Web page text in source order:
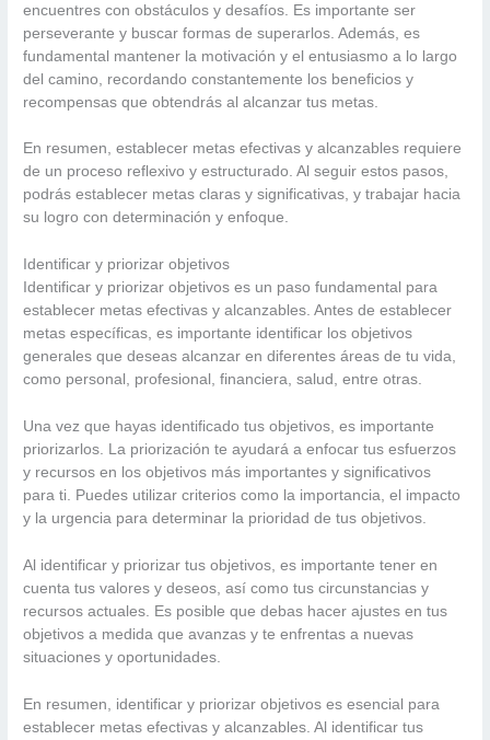
encuentres con obstáculos y desafíos. Es importante ser
perseverante y buscar formas de superarlos. Además, es
fundamental mantener la motivación y el entusiasmo a lo largo
del camino, recordando constantemente los beneficios y
recompensas que obtendrás al alcanzar tus metas.
En resumen, establecer metas efectivas y alcanzables requiere
de un proceso reflexivo y estructurado. Al seguir estos pasos,
podrás establecer metas claras y significativas, y trabajar hacia
su logro con determinación y enfoque.
Identificar y priorizar objetivos
Identificar y priorizar objetivos es un paso fundamental para
establecer metas efectivas y alcanzables. Antes de establecer
metas específicas, es importante identificar los objetivos
generales que deseas alcanzar en diferentes áreas de tu vida,
como personal, profesional, financiera, salud, entre otras.
Una vez que hayas identificado tus objetivos, es importante
priorizarlos. La priorización te ayudará a enfocar tus esfuerzos
y recursos en los objetivos más importantes y significativos
para ti. Puedes utilizar criterios como la importancia, el impacto
y la urgencia para determinar la prioridad de tus objetivos.
Al identificar y priorizar tus objetivos, es importante tener en
cuenta tus valores y deseos, así como tus circunstancias y
recursos actuales. Es posible que debas hacer ajustes en tus
objetivos a medida que avanzas y te enfrentas a nuevas
situaciones y oportunidades.
En resumen, identificar y priorizar objetivos es esencial para
establecer metas efectivas y alcanzables. Al identificar tus